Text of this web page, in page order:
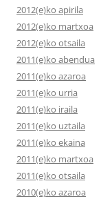
2012(e)ko apirila
2012(e)ko martxoa
2012(e)ko otsaila
2011(e)ko abendua
2011(e)ko azaroa
2011(e)ko urria
2011(e)ko iraila
2011(e)ko uztaila
2011(e)ko ekaina
2011(e)ko martxoa
2011(e)ko otsaila
2010(e)ko azaroa